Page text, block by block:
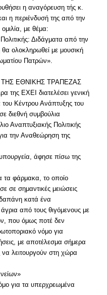
η αναγόρευση τής κ.
η περιένδυσή της από την
με θέμα:
Διδάγματα από την
ολοκληρωθεί με μουσική
Πατρών».
ΕΘΝΙΚΗΣ ΤΡΑΠΕΖΑΣ
της ΕΧΕΙ διατελέσει γενική
του Κέντρου Ανάπτυξης του
διεθνή συμβούλια
Αναπτυξιακής Πολιτικής
την Αναθεώρηση της
άφησε πίσω της
τα φάρμακα, το οποίο
σε σημαντικές μειώσεις
δαπάνη κατά ένα
από τους θιγόμενους με
που όμως ποτέ δεν
νόμο για
με αποτέλεσμα σήμερα
να λειτουργούν στη χώρα
για τα υπερχρεωμένα